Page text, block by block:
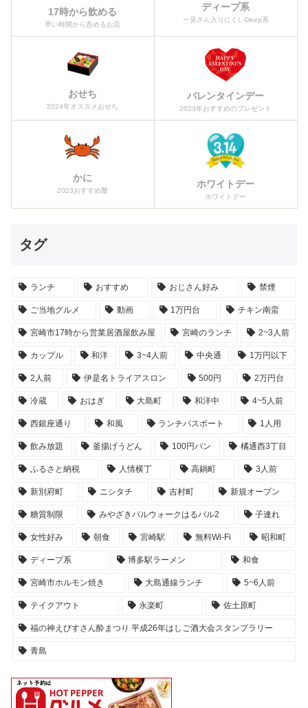
17時から飲める
早い時間から呑めるお店
ディープ系
一見さん入りにくいDeep系
おせち
2024年オススメおせち
バレンタインデー
2023年おすすめのプレゼント
かに
2023おすすめ蟹
ホワイトデー
ホワイトデー
タグ
ランチ おすすめ おじさん好み 禁煙
ご当地グルメ 動画 1万円台 チキン南蛮
宮崎市17時から営業居酒屋飲み屋 宮崎のランチ 2~3人前
カップル 和洋 3~4人前 中央通 1万円以下
2人前 伊是名トライアスロン 500円 2万円台
冷蔵 おはぎ 大島町 和洋中 4~5人前
西銀座通り 和風 ランチパスポート 1人用
飲み放題 釜揚げうどん 100円パン 橘通西3丁目
ふるさと納税 人情横丁 高鍋町 3人前
新別府町 ニシタチ 吉村町 新規オープン
糖質制限 みやざきバルウォークはるバル2 子連れ
女性好み 朝食 宮崎駅 無料Wi-Fi 昭和町
ディープ系 博多駅ラーメン 和食
宮崎市ホルモン焼き 大島通線ランチ 5~6人前
テイクアウト 永楽町 佐土原町
福の神えびすさん酔まつり 平成26年はしご酒大会スタンプラリー
青島